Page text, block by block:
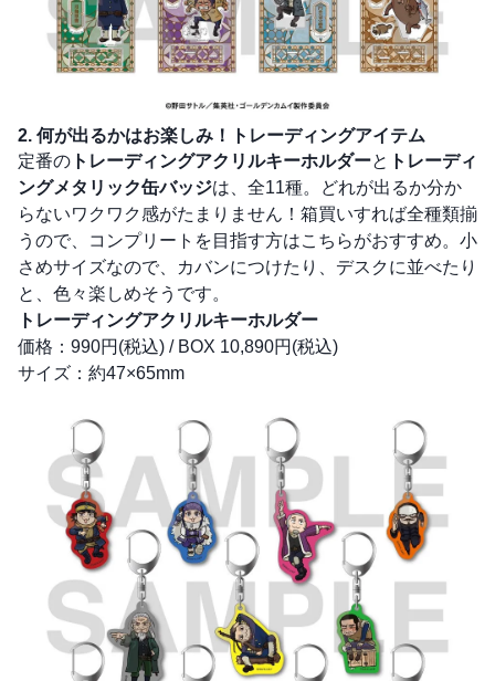
2. 何が出るかはお楽しみ！トレーディングアイテム
定番の トレーディングアクリルキーホルダーと トレーディ
ングメタリック缶バッジは、全11種。どれが出るか分か
らないワクワク感がたまりません！箱買いすれば全種類揃
うので、コンプリートを目指す方はこちらがおすすめ。小
さめサイズなので、カバンにつけたり、デスクに並べたり
と、色々楽しめそうです。
トレーディングアクリルキーホルダー
価格：990円(税込) / BOX 10,890円(税込)
サイズ：約47×65mm